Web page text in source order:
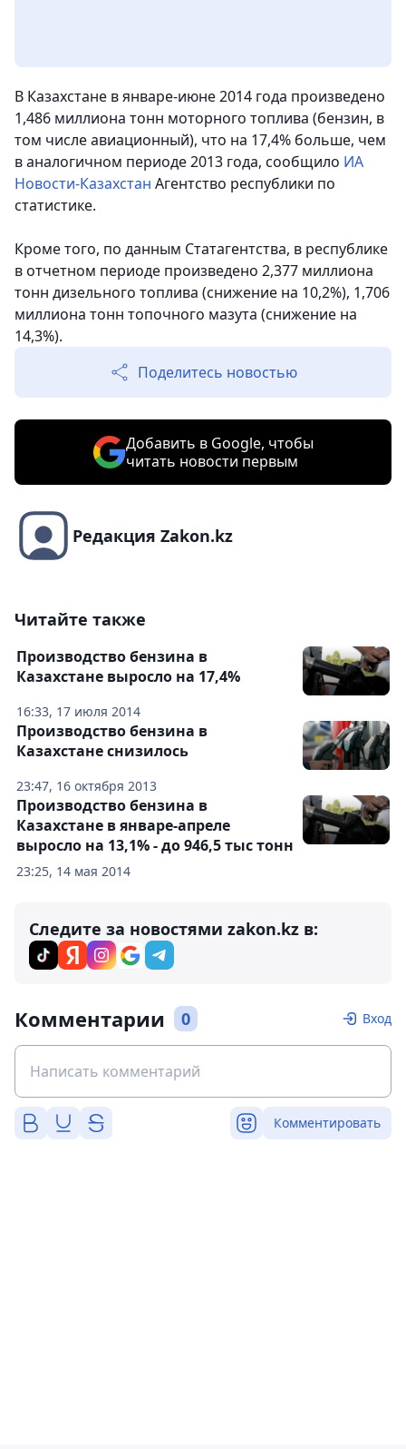
В Казахстане в январе-июне 2014 года произведено
1,486 миллиона тонн моторного топлива (бензин, в
том числе авиационный), что на 17,4% больше, чем
в аналогичном периоде 2013 года, сообщило ИА
Новости-Казахстан Агентство республики по
статистике.
Кроме того, по данным Статагентства, в республике
в отчетном периоде произведено 2,377 миллиона
тонн дизельного топлива (снижение на 10,2%), 1,706
миллиона тонн топочного мазута (снижение на
14,3%).
Поделитесь новостью
Добавить в Google, чтобы
читать новости первым
Редакция Zakon.kz
Читайте также
16:33, 17 июля 2014
Производство бензина в
Казахстане выросло на 17,4%
23:47, 16 октября 2013
Производство бензина в
Казахстане снизилось
23:25, 14 мая 2014
Производство бензина в
Казахстане в январе-апреле
выросло на 13,1% - до 946,5 тыс тонн
Следите за новостями zakon.kz в:
Комментарии 0 Вход
Комментировать